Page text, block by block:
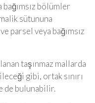
bölümler
sütununa
parsel veya bağımsız
taşınmaz mallarda
gibi, ortak sınırı
de bulunabilir.